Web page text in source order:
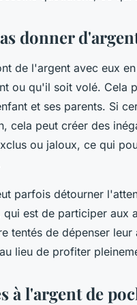
donner
de l'argent avec eux
ou qu'il soit volé. Cela
et ses parents. Si
cela peut créer des
ou jaloux, ce qui
parfois détourner
est de participer aux
tentés de dépenser
lieu de profiter
à l'argent de